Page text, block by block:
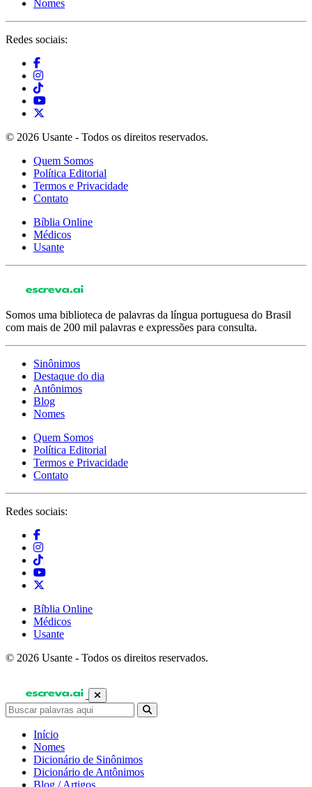
Nomes
Redes sociais:
© 2026 Usante - Todos os direitos reservados.
Quem Somos
Política Editorial
Termos e Privacidade
Contato
Bíblia Online
Médicos
Usante
Somos uma biblioteca de palavras da língua portuguesa do Brasil
com mais de 200 mil palavras e expressões para consulta.
Sinônimos
Destaque do dia
Antônimos
Blog
Nomes
Quem Somos
Política Editorial
Termos e Privacidade
Contato
Redes sociais:
Bíblia Online
Médicos
Usante
© 2026 Usante - Todos os direitos reservados.
Início
Nomes
Dicionário de Sinônimos
Dicionário de Antônimos